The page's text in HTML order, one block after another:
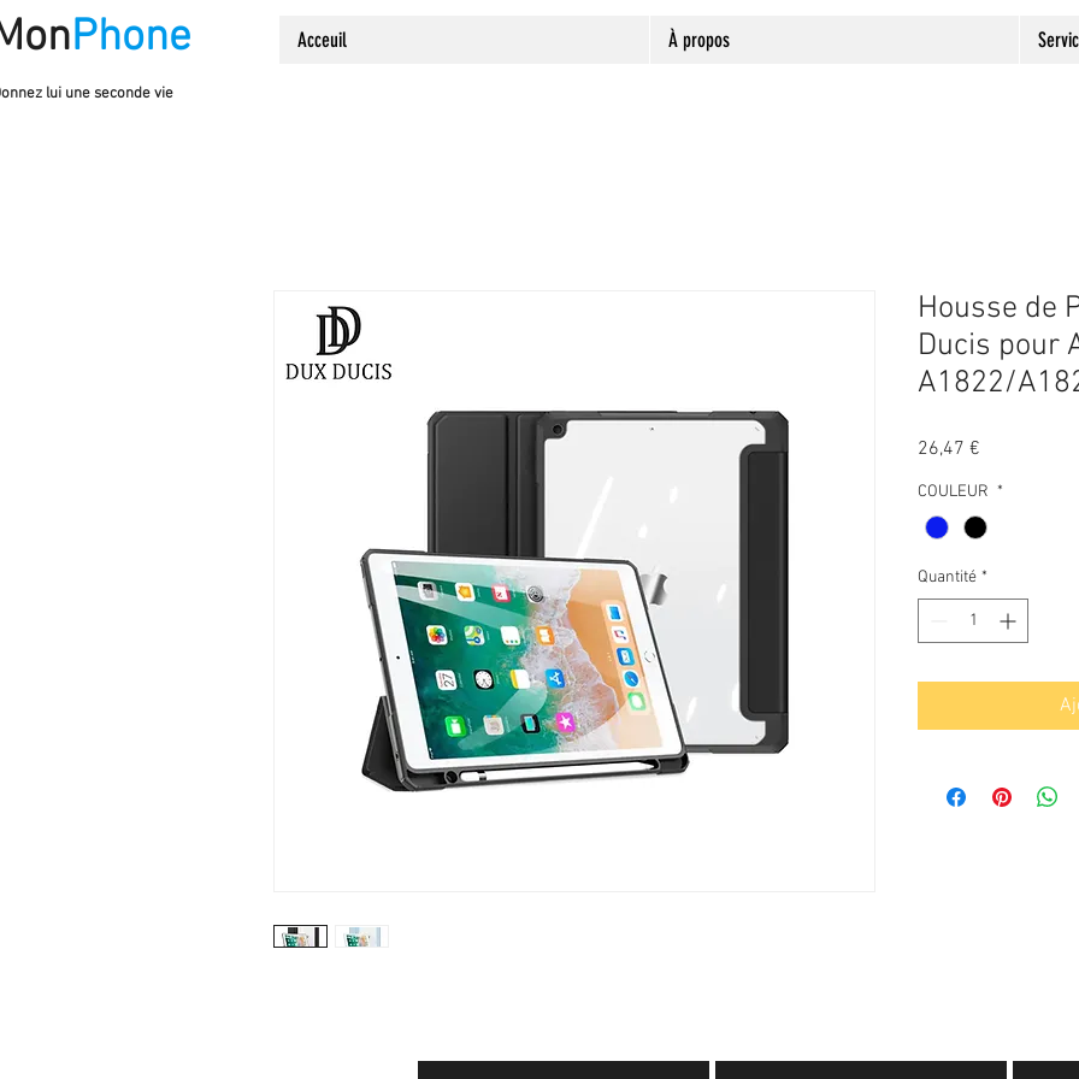
Phone Acceuil À propos
lui une seconde vie
Housse de
Ducis pour
A1822/
26,47 €
COULEUR *
Quantité *